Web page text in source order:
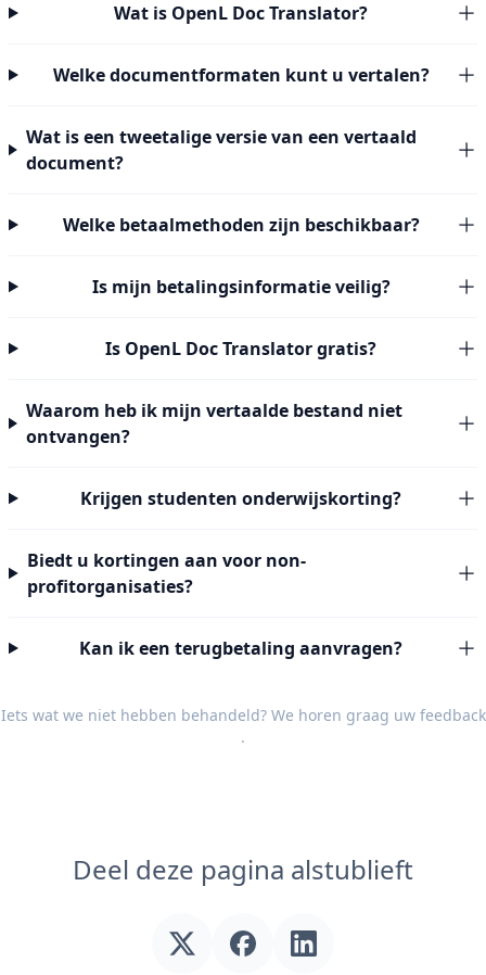
Wat is OpenL Doc Translator?
Welke documentformaten kunt u vertalen?
Wat is een tweetalige versie van een vertaald
document?
Welke betaalmethoden zijn beschikbaar?
Is mijn betalingsinformatie veilig?
Is OpenL Doc Translator gratis?
Waarom heb ik mijn vertaalde bestand niet
ontvangen?
Krijgen studenten onderwijskorting?
Biedt u kortingen aan voor non-
profitorganisaties?
Kan ik een terugbetaling aanvragen?
Iets wat we niet hebben behandeld? We horen graag uw feedback
.
Deel deze pagina alstublieft